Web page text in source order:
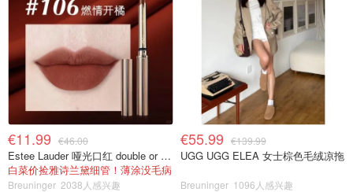
€11.99 €46.00
Estee Lauder 哑光口红 double or nothing色号
白菜价捡雅诗兰黛细管！薄涂没毛病
Breuninger 2038人感兴趣
€55.99 €139.99
UGG UGG ELEA 女士棕色毛绒凉拖
Breuninger 1096人感兴趣